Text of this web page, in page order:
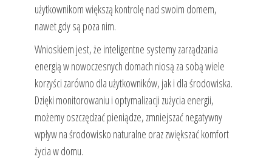
użytkownikom większą kontrolę nad swoim domem,
nawet gdy są poza nim.
Wnioskiem jest, że inteligentne systemy zarządzania
energią w nowoczesnych domach niosą za sobą wiele
korzyści zarówno dla użytkowników, jak i dla środowiska.
Dzięki monitorowaniu i optymalizacji zużycia energii,
możemy oszczędzać pieniądze, zmniejszać negatywny
wpływ na środowisko naturalne oraz zwiększać komfort
życia w domu.